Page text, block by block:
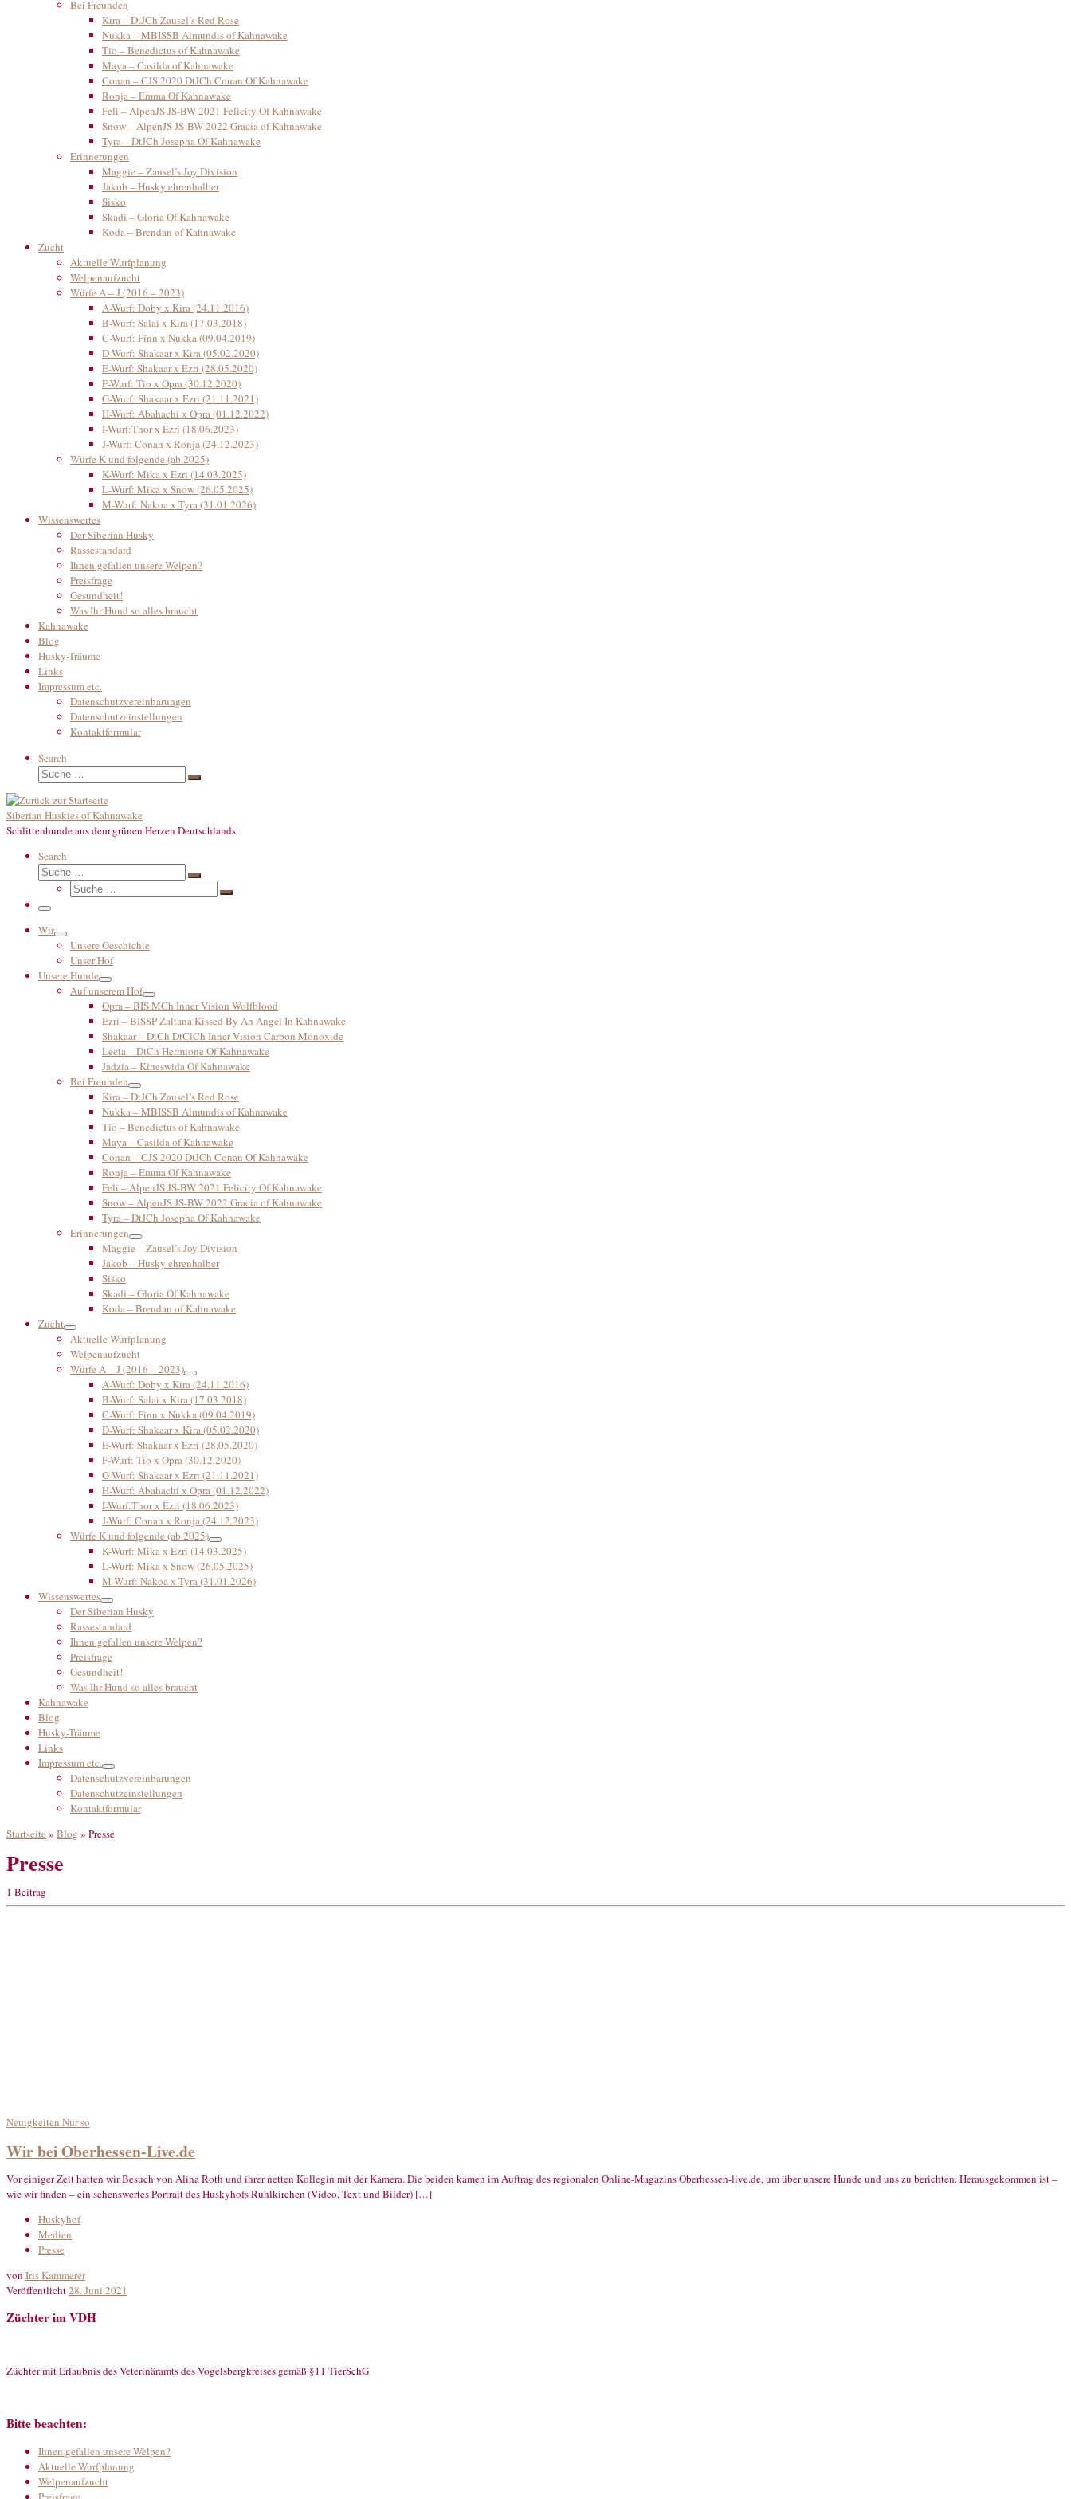
Bei Freunden
Kira – DtJCh Zausel’s Red Rose
Nukka – MBISSB Almundis of Kahnawake
Tio – Benedictus of Kahnawake
Maya – Casilda of Kahnawake
Conan – CJS 2020 DtJCh Conan Of Kahnawake
Ronja – Emma Of Kahnawake
Feli – AlpenJS JS-BW 2021 Felicity Of Kahnawake
Snow – AlpenJS JS-BW 2022 Gracia of Kahnawake
Tyra – DtJCh Josepha Of Kahnawake
Erinnerungen
Maggie – Zausel’s Joy Division
Jakob – Husky ehrenhalber
Sisko
Skadi – Gloria Of Kahnawake
Koda – Brendan of Kahnawake
Zucht
Aktuelle Wurfplanung
Welpenaufzucht
Würfe A – J (2016 – 2023)
A-Wurf: Doby x Kira (24.11.2016)
B-Wurf: Salai x Kira (17.03.2018)
C-Wurf: Finn x Nukka (09.04.2019)
D-Wurf: Shakaar x Kira (05.02.2020)
E-Wurf: Shakaar x Ezri (28.05.2020)
F-Wurf: Tio x Opra (30.12.2020)
G-Wurf: Shakaar x Ezri (21.11.2021)
H-Wurf: Abahachi x Opra (01.12.2022)
I-Wurf:Thor x Ezri (18.06.2023)
J-Wurf: Conan x Ronja (24.12.2023)
Würfe K und folgende (ab 2025)
K-Wurf: Mika x Ezri (14.03.2025)
L-Wurf: Mika x Snow (26.05.2025)
M-Wurf: Nakoa x Tyra (31.01.2026)
Wissenswertes
Der Siberian Husky
Rassestandard
Ihnen gefallen unsere Welpen?
Preisfrage
Gesundheit!
Was Ihr Hund so alles braucht
Kahnawake
Blog
Husky-Träume
Links
Impressum etc.
Datenschutzvereinbarungen
Datenschutzeinstellungen
Kontaktformular
Search
Suche
Suche
Siberian Huskies of Kahnawake
Schlittenhunde aus dem grünen Herzen Deutschlands
Search
Suche
Suche
Suche
Suche
Menü
Wir
Unsere Geschichte
Unser Hof
Unsere Hunde
Auf unserem Hof
Opra – BIS MCh Inner Vision Wolfblood
Ezri – BISSP Zaltana Kissed By An Angel In Kahnawake
Shakaar – DtCh DtClCh Inner Vision Carbon Monoxide
Leeta – DtCh Hermione Of Kahnawake
Jadzia – Kineswida Of Kahnawake
Bei Freunden
Kira – DtJCh Zausel’s Red Rose
Nukka – MBISSB Almundis of Kahnawake
Tio – Benedictus of Kahnawake
Maya – Casilda of Kahnawake
Conan – CJS 2020 DtJCh Conan Of Kahnawake
Ronja – Emma Of Kahnawake
Feli – AlpenJS JS-BW 2021 Felicity Of Kahnawake
Snow – AlpenJS JS-BW 2022 Gracia of Kahnawake
Tyra – DtJCh Josepha Of Kahnawake
Erinnerungen
Maggie – Zausel’s Joy Division
Jakob – Husky ehrenhalber
Sisko
Skadi – Gloria Of Kahnawake
Koda – Brendan of Kahnawake
Zucht
Aktuelle Wurfplanung
Welpenaufzucht
Würfe A – J (2016 – 2023)
A-Wurf: Doby x Kira (24.11.2016)
B-Wurf: Salai x Kira (17.03.2018)
C-Wurf: Finn x Nukka (09.04.2019)
D-Wurf: Shakaar x Kira (05.02.2020)
E-Wurf: Shakaar x Ezri (28.05.2020)
F-Wurf: Tio x Opra (30.12.2020)
G-Wurf: Shakaar x Ezri (21.11.2021)
H-Wurf: Abahachi x Opra (01.12.2022)
I-Wurf:Thor x Ezri (18.06.2023)
J-Wurf: Conan x Ronja (24.12.2023)
Würfe K und folgende (ab 2025)
K-Wurf: Mika x Ezri (14.03.2025)
L-Wurf: Mika x Snow (26.05.2025)
M-Wurf: Nakoa x Tyra (31.01.2026)
Wissenswertes
Der Siberian Husky
Rassestandard
Ihnen gefallen unsere Welpen?
Preisfrage
Gesundheit!
Was Ihr Hund so alles braucht
Kahnawake
Blog
Husky-Träume
Links
Impressum etc.
Datenschutzvereinbarungen
Datenschutzeinstellungen
Kontaktformular
Startseite » Blog » Presse
Presse
1 Beitrag
Neuigkeiten Nur so
Wir bei Oberhessen-Live.de
Vor einiger Zeit hatten wir Besuch von Alina Roth und ihrer netten Kollegin mit der Kamera. Die beiden kamen im Auftrag des regionalen Online-Magazins Oberhessen-live.de, um über unsere Hunde und uns zu berichten. Herausgekommen ist –
wie wir finden – ein sehenswertes Portrait des Huskyhofs Ruhlkirchen (Video, Text und Bilder) […]
Huskyhof
Medien
Presse
von Iris Kammerer
Veröffentlicht28. Juni 2021
Züchter im VDH
Züchter mit Erlaubnis des Veterinäramts des Vogelsbergkreises gemäß §11 TierSchG
Bitte beachten:
Ihnen gefallen unsere Welpen?
Aktuelle Wurfplanung
Welpenaufzucht